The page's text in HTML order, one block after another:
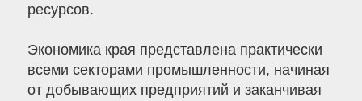
ресурсов.
Экономика края представлена практически
всеми секторами промышленности, начиная
от добывающих предприятий и заканчивая